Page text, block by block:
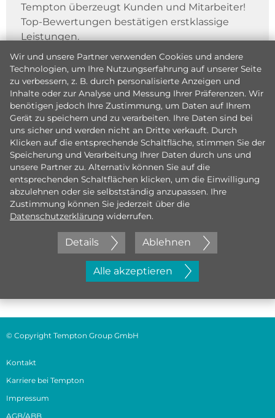
Tempton überzeugt Kunden und Mitarbeiter!
Top-Bewertungen bestätigen erstklassige
Leistungen.
Jetzt initiativ bewerben
Wir und unsere Partner verwenden Cookies und andere
Technologien, um Ihre Nutzungserfahrung auf unserer Seite
zu verbessern, z. B. durch personalisierte Anzeigen und
Inhalte oder zur Analyse und Messung Ihrer Präferenzen. Wir
benötigen jedoch Ihre Zustimmung, um Daten auf Ihrem
Gerät zu speichern und zu verarbeiten. Ihre Daten sind bei
uns sicher und werden nicht an Dritte verkauft. Durch
Klicken auf die entsprechende Schaltfläche, stimmen Sie der
Speicherung und Verarbeitung Ihrer Daten durch uns und
unsere Partner zu. Alternativ können Sie auf die
entsprechenden Schaltflächen klicken, um die Einwilligung
abzulehnen oder sie selbstständig anzupassen. Ihre
Zustimmung können Sie jederzeit über die
Datenschutzerklärung widerrufen.
Details Ablehnen
Alle akzeptieren
© Copyright Tempton Group GmbH
Kontakt
Karriere bei Tempton
Impressum
AGB/ABB